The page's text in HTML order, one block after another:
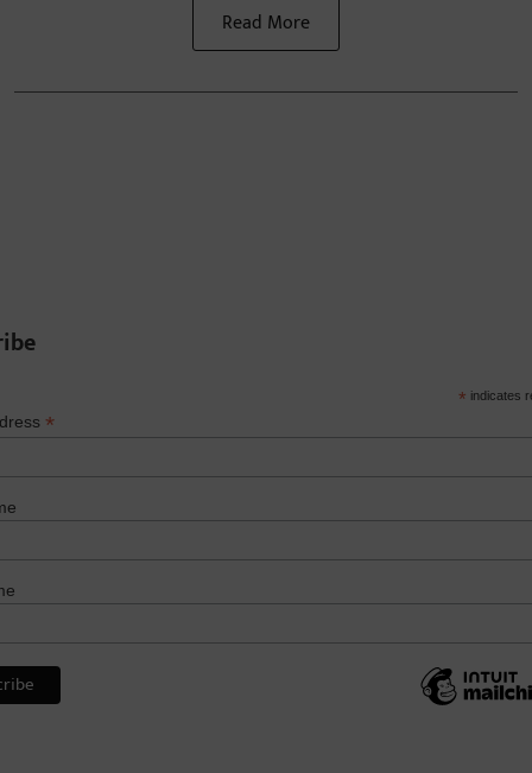
Read More
* indicates
*